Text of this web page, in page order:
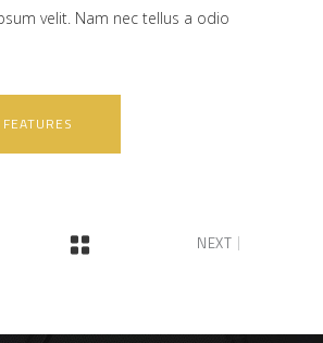
velit. Nam nec tellus a odio
NEXT